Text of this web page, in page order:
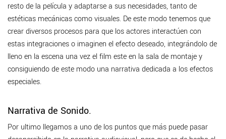
resto de la película y adaptarse a sus necesidades, tanto de
estéticas mecánicas como visuales. De este modo tenemos que
crear diversos procesos para que los actores interactúen con
estas integraciones o imaginen el efecto deseado, integrándolo de
lleno en la escena una vez el film este en la sala de montaje y
consiguiendo de este modo una narrativa dedicada a los efectos
especiales.
Narrativa de Sonido.
Por ultimo llegamos a uno de los puntos que más puede pasar